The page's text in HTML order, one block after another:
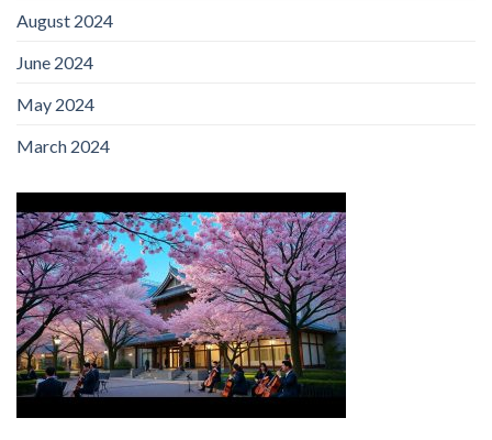
August 2024
June 2024
May 2024
March 2024